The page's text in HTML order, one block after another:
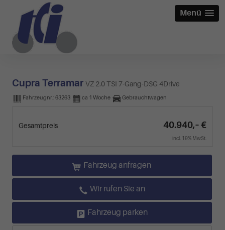
Menü
Cupra Terramar VZ 2.0 TSI 7-Gang-DSG 4Drive
Fahrzeugnr.:63263 ca 1 Woche Gebrauchtwagen
Gesamtpreis 40.940,– €
incl. 19% MwSt.
Fahrzeug anfragen
Wir rufen Sie an
Fahrzeug parken